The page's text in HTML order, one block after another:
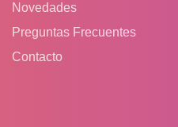
Novedades
Preguntas Frecuentes
Contacto